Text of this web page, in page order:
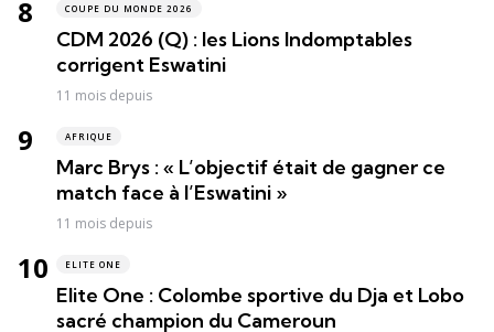
COUPE DU MONDE 2026
CDM 2026 (Q) : les Lions Indomptables
corrigent Eswatini
11 mois depuis
AFRIQUE
Marc Brys : « L’objectif était de gagner ce
match face à l’Eswatini »
11 mois depuis
ELITE ONE
Elite One : Colombe sportive du Dja et Lobo
sacré champion du Cameroun